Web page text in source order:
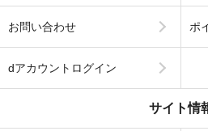
お問い合わせ ポ
dアカウントログイン
サイト情